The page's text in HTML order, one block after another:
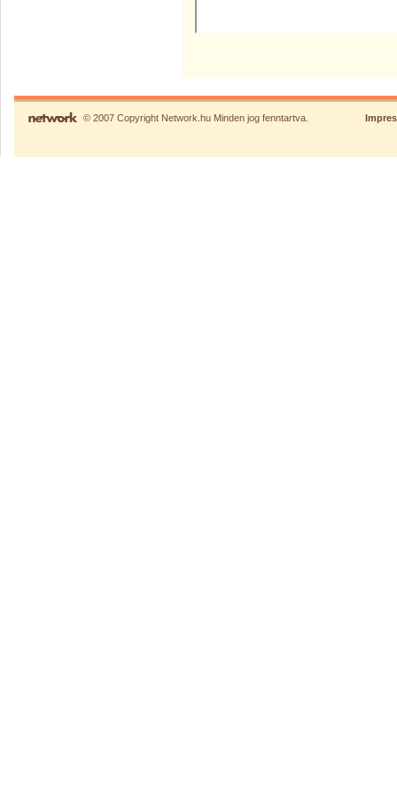
© 2007 Copyright Network.hu Minden jog fenntartva.